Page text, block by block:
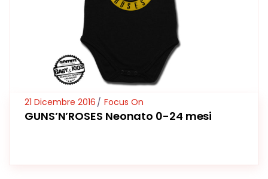
21 Dicembre 2016 Focus On
GUNS’N’ROSES Neonato 0-24 mesi